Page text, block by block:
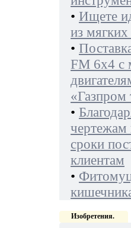
• Ищете
из
•
FM 6х4 с
«Газпром
•
сроки
клиентам
•
Изобретения.